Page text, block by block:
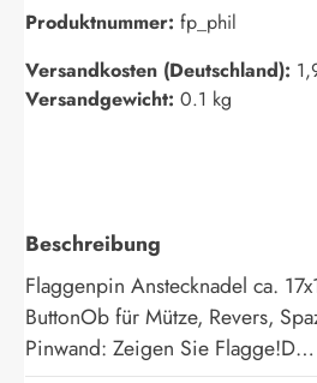
Produktnummer: fp_phil
Versandkosten (Deutschland):
Versandgewicht: 0.1 kg
Beschreibung
Flaggenpin Anstecknadel ca.
ButtonOb für Mütze, Revers,
Pinwand: Zeigen Sie Flagge!D…